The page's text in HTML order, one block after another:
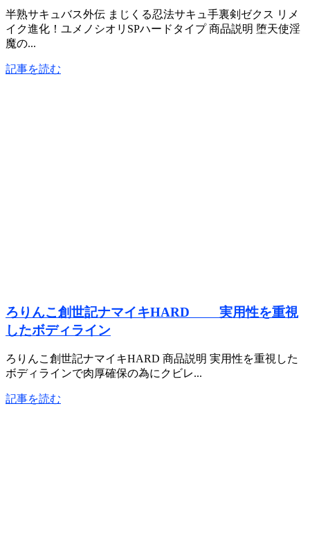
半熟サキュバス外伝 まじくる忍法サキュ手裏剣ゼクス リメ
イク進化！ユメノシオリSPハードタイプ 商品説明 堕天使淫
魔の...
記事を読む
ろりんこ創世記ナマイキHARD 実用性を重視
したボディライン
ろりんこ創世記ナマイキHARD 商品説明 実用性を重視した
ボディラインで肉厚確保の為にクビレ...
記事を読む